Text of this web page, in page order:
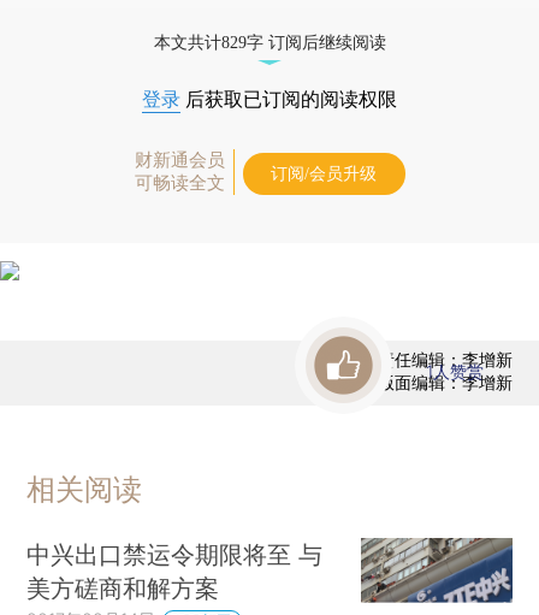
本文共计829字 订阅后继续阅读
登录 后获取已订阅的阅读权限
财新通会员
可畅读全文
订阅/会员升级
责任编辑：李增新
版面编辑：李增新
1人赞赏
相关阅读
中兴出口禁运令期限将至 与
美方磋商和解方案